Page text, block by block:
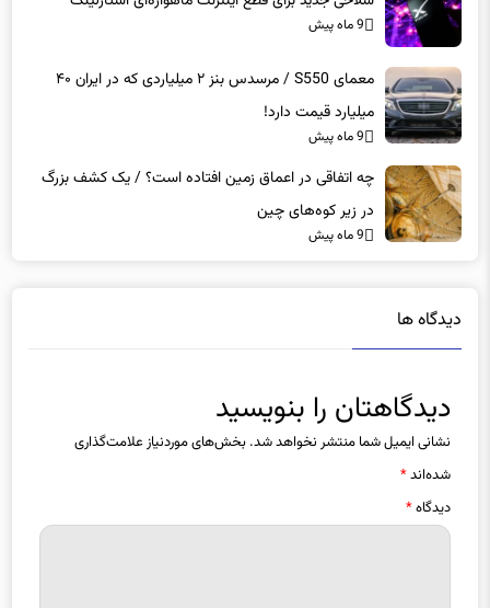
9 ماه پیش
معمای S550 / مرسدس بنز ۲ میلیاردی که در ایران ۴۰
میلیارد قیمت دارد!
9 ماه پیش
چه اتفاقی در اعماق زمین افتاده است؟ / یک کشف بزرگ
در زیر کوه‌های چین
9 ماه پیش
دیدگاه ها
دیدگاهتان را بنویسید
نشانی ایمیل شما منتشر نخواهد شد. بخش‌های موردنیاز علامت‌گذاری
شده‌اند*
دیدگاه*